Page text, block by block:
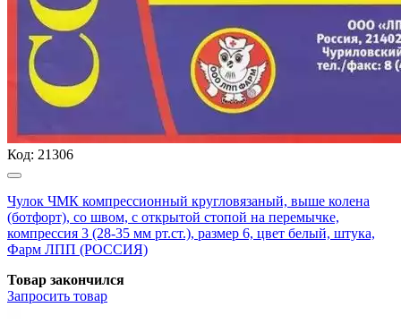
Код: 21306
Чулок ЧМК компрессионный кругловязаный, выше колена
(ботфорт), со швом, с открытой стопой на перемычке,
компрессия 3 (28-35 мм рт.ст.), размер 6, цвет белый, штука,
Фарм ЛПП (РОССИЯ)
Товар закончился
Запросить товар